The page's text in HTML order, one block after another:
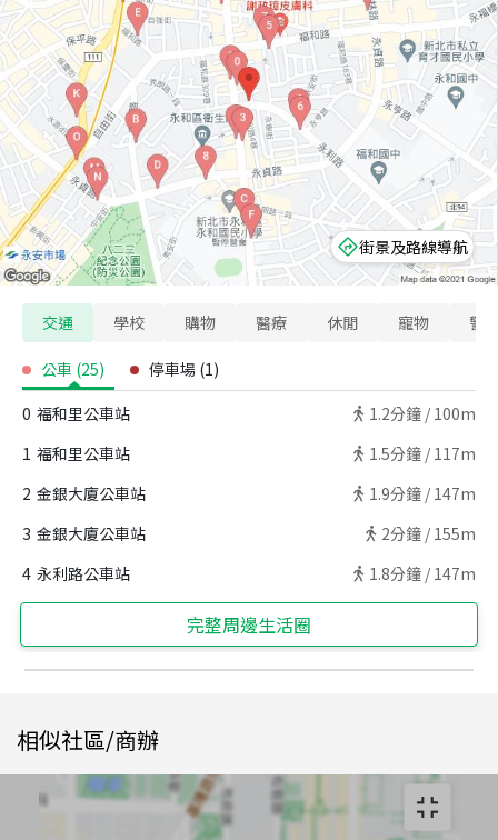
街景及路線導航
交通 學校 購物 醫療 休閒 寵物 警
公車 (25) 停車場 (1)
0 福和里公車站 1.2分鐘 / 100m
1 福和里公車站 1.5分鐘 / 117m
2 金銀大廈公車站 1.9分鐘 / 147m
3 金銀大廈公車站 2分鐘 / 155m
4 永利路公車站 1.8分鐘 / 147m
完整周邊生活圈
相似社區/商辦